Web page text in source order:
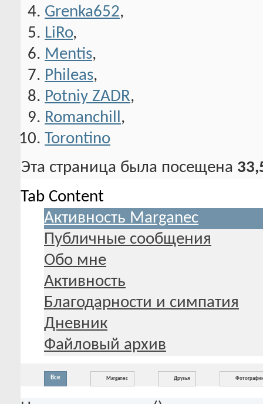
Grenka652,
LiRo,
Mentis,
Phileas,
Potniy ZADR,
Romanchill ,
Torontino
Эта страница была посещена
Tab Content
Активность Marganec
Публичные сообщения
Обо мне
Активность
Благодарности и симпатия
Дневник
Файловый архив
Все Marganec Друзья